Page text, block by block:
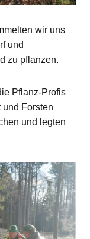
wir uns
und
zu pflanzen.
Pflanz-Profis
und Forsten
und legten